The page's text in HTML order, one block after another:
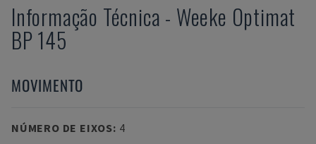
Informação Técnica - Weeke Optimat
BP 145
MOVIMENTO
NÚMERO DE EIXOS: 4